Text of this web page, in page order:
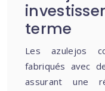
terme
Les azulejos
fabriqués avec
assurant une